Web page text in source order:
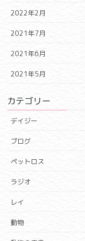
2022年2月
2021年7月
2021年6月
2021年5月
カテゴリー
デイジー
ブログ
ペットロス
ラジオ
レイ
動物